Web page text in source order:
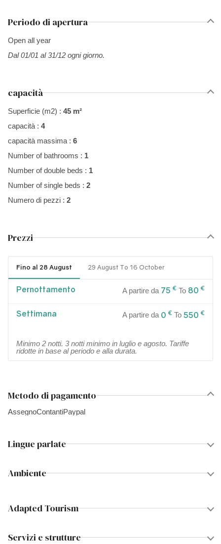
Periodo di apertura
Open all year
Dal 01/01 al 31/12 ogni giorno.
capacità
Superficie (m2) : 45 m²
capacità : 4
capacità massima : 6
Number of bathrooms : 1
Number of double beds : 1
Number of single beds : 2
Numero di pezzi : 2
Prezzi
Fino al 28 August 29 August To 16 October
Pernottamento A partire da 75 € To 80 €
Settimana A partire da 0 € To 550 €
Minimo 2 notti. 3 notti minimo in luglio e agosto. Tariffe
ridotte in base al periodo e alla durata.
Metodo di pagamento
AssegnoContantiPaypal
Lingue parlate
Ambiente
Adapted Tourism
Servizi e strutture